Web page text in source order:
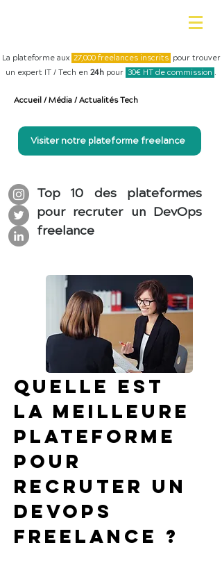
La plateforme aux 27,000 freelances inscrits pour trouver
un expert IT / Tech en 24h pour 30€ HT de commission .
Accueil / Média / Actualités Tech
Visiter notre plateforme freelance
Top 10 des plateformes
pour recruter un DevOps
freelance
Quelle est
la meilleure
plateforme
pour
recruter un
DevOps
freelance ?